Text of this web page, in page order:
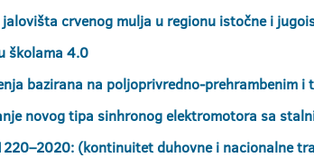
jalovišta crvenog mulja u regionu istočne i
školama 4.0
bazirana na poljoprivredno-prehrambenim
novog tipa sinhronog elektromotora sa
(kontinuitet duhovne i nacionalne